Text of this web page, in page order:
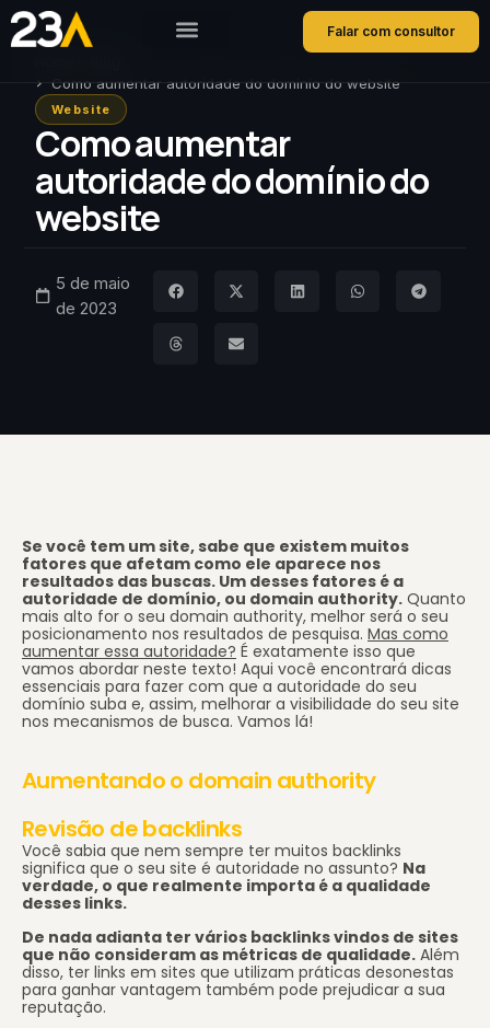
Falar com consultor
Como aumentar autoridade do domínio do website
Website
Como aumentar
autoridade do domínio do
website
5 de maio
de 2023
Se você tem um site, sabe que existem muitos
fatores que afetam como ele aparece nos
resultados das buscas. Um desses fatores é a
autoridade de domínio, ou domain authority. Quanto
mais alto for o seu domain authority, melhor será o seu
posicionamento nos resultados de pesquisa. Mas como
aumentar essa autoridade? É exatamente isso que
vamos abordar neste texto! Aqui você encontrará dicas
essenciais para fazer com que a autoridade do seu
domínio suba e, assim, melhorar a visibilidade do seu site
nos mecanismos de busca. Vamos lá!
Aumentando o domain authority
Revisão de backlinks
Você sabia que nem sempre ter muitos backlinks
significa que o seu site é autoridade no assunto? Na
verdade, o que realmente importa é a qualidade
desses links.
De nada adianta ter vários backlinks vindos de sites
que não consideram as métricas de qualidade. Além
disso, ter links em sites que utilizam práticas desonestas
para ganhar vantagem também pode prejudicar a sua
reputação.